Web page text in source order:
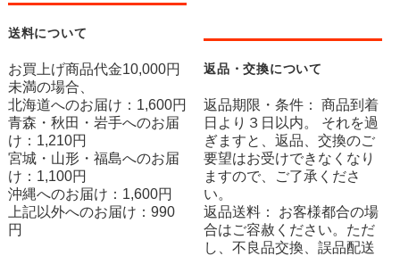
送料について
お買上げ商品代金10,000円
未満の場合、
北海道へのお届け：1,600円
青森・秋田・岩手へのお届
け：1,210円
宮城・山形・福島へのお届
け：1,100円
沖縄へのお届け：1,600円
上記以外へのお届け：990
円
返品・交換について
返品期限・条件： 商品到着
日より３日以内。 それを過
ぎますと、返品、交換のご
要望はお受けできなくなり
ますので、ご了承くださ
い。
返品送料： お客様都合の場
合はご容赦ください。ただ
し、不良品交換、誤品配送